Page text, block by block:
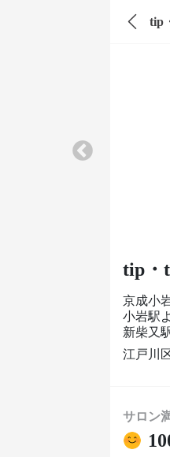
tip
tip・
京成小
小岩駅
新柴又
江戸川
サロン